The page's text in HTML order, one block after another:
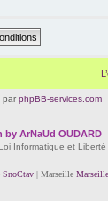
par phpBB-services.com
by ArNaUd OUDARD
Informatique et
SnoCtav| Marseille